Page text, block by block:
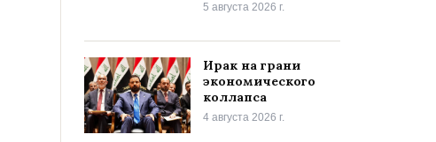
5 августа 2026 г.
Ирак на грани
экономического
коллапса
4 августа 2026 г.